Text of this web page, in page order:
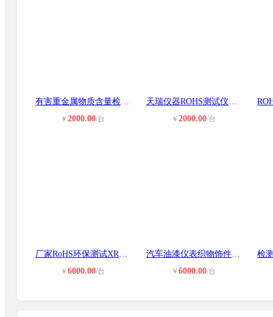
有害重金属物质含量检测光谱仪 无铅
￥2000.00/台
天瑞仪器ROHS测试仪EDX1800B/1800EX
￥2000.00/台
厂家RoHS环保测试XRF分析有害物质分
￥6000.00/台
汽车油漆仪表织物饰件重金属有害元素
￥6000.00/台